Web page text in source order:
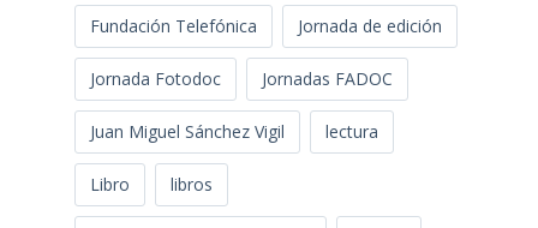
Fundación Telefónica Jornada de edición
Jornada Fotodoc Jornadas FADOC
Juan Miguel Sánchez Vigil lectura
Libro libros